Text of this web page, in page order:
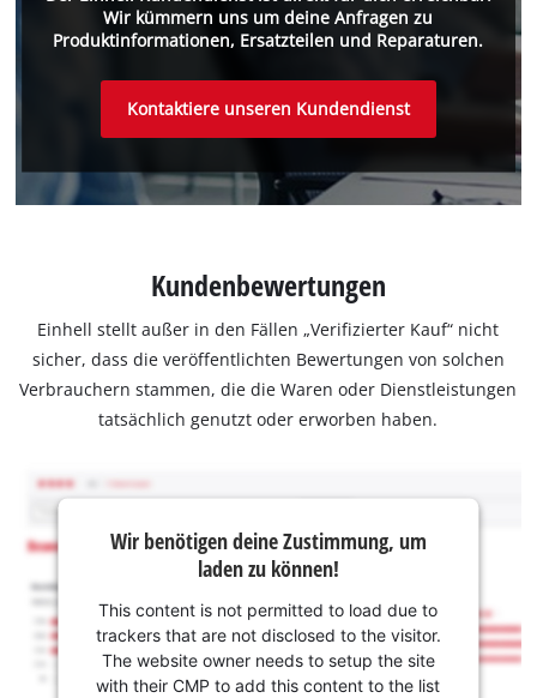
Wir kümmern uns um deine Anfragen zu
Produktinformationen, Ersatzteilen und Reparaturen.
Kontaktiere unseren Kundendienst
Kundenbewertungen
Einhell stellt außer in den Fällen „Verifizierter Kauf“ nicht
sicher, dass die veröffentlichten Bewertungen von solchen
Verbrauchern stammen, die die Waren oder Dienstleistungen
tatsächlich genutzt oder erworben haben.
Wir benötigen deine Zustimmung, um
laden zu können!
This content is not permitted to load due to
trackers that are not disclosed to the visitor.
The website owner needs to setup the site
with their CMP to add this content to the list